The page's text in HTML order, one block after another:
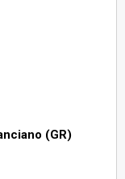
(GR)